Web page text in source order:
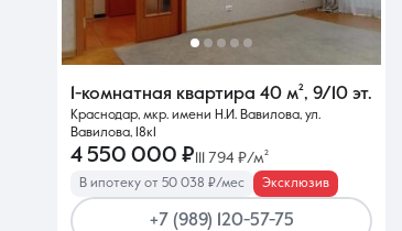
1-комнатная квартира 40 м², 9/10 эт.
Краснодар, мкр. имени Н.И. Вавилова, ул.
Вавилова, 18к1
4 550 000 ₽111 794 ₽/м²
В ипотеку от 50 038 ₽/мес Эксклюзив
+7 (989) 120-57-75